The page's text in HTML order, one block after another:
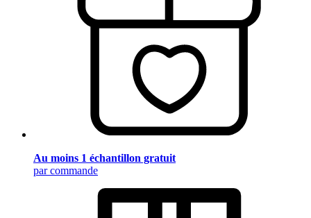
Au moins 1 échantillon gratuit
par commande